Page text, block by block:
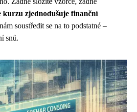
kurzu zjednodušuje finanční
soustředit se na to podstatné –
snů.